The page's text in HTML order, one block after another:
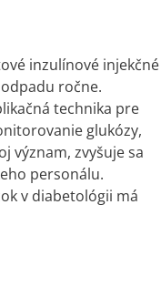
inzulínové injekčné
ročne.
technika pre
glukózy,
význam, zvyšuje sa
personálu.
v diabetológii má